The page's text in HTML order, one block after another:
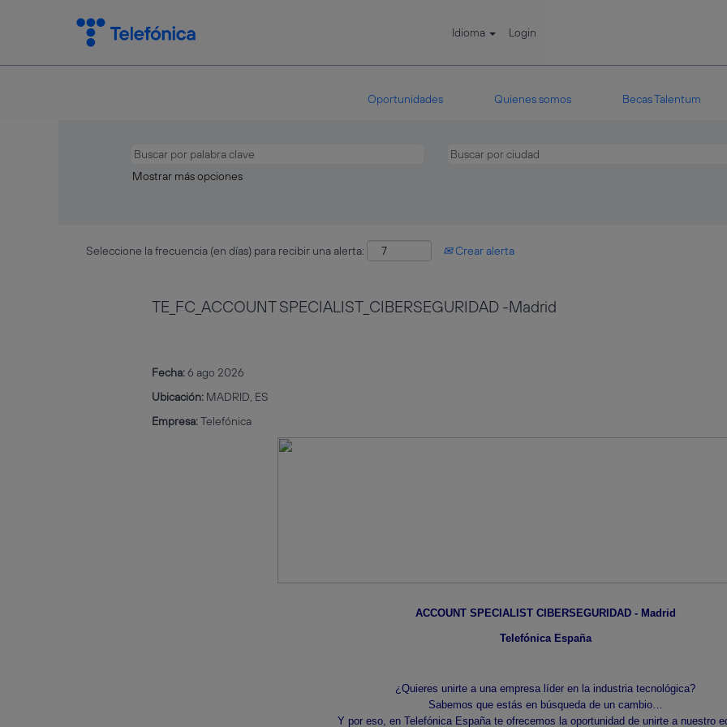
Idioma Login
Oportunidades Quienes somos Becas Talentum
Mostrar más opciones
Seleccione la frecuencia (en días) para recibir una alerta: Crear alerta
TE_FC_ACCOUNT SPECIALIST_CIBERSEGURIDAD -Madrid
Fecha:6 ago 2026
Ubicación: MADRID, ES
Empresa:Telefónica
ACCOUNT SPECIALIST CIBERSEGURIDAD - Madrid
Telefónica España
¿Quieres unirte a una empresa líder en la industria tecnológica?
Sabemos que estás en búsqueda de un cambio…
Y por eso, en Telefónica España te ofrecemos la oportunidad de unirte a nuestro